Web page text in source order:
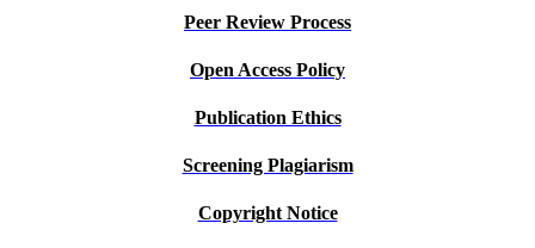
Peer Review Process
Open Access Policy
Publication Ethics
Screening Plagiarism
Copyright Notice